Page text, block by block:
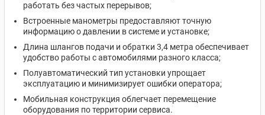
работать без частых перерывов;
Встроенные манометры предоставляют точную
информацию о давлении в системе и установке;
Длина шлангов подачи и обратки 3,4 метра обеспечивает
удобство работы с автомобилями разного класса;
Полуавтоматический тип установки упрощает
эксплуатацию и минимизирует ошибки оператора;
Мобильная конструкция облегчает перемещение
оборудования по территории сервиса.